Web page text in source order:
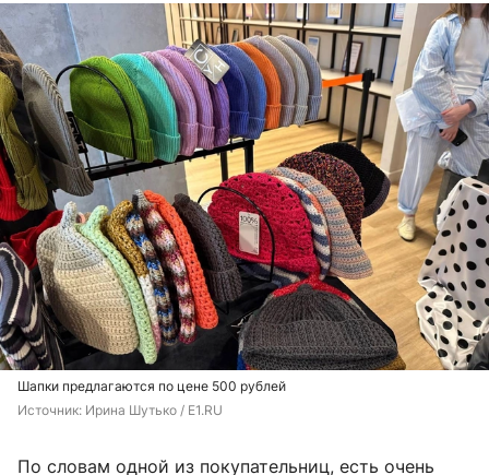
Шапки предлагаются по цене 500 рублей
Источник: Ирина Шутько / E1.RU
По словам одной из покупательниц, есть очень